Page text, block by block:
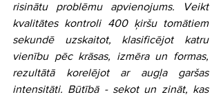
risinātu problēmu apvienojums. Veikt
kvalitātes kontroli 400 ķiršu tomātiem
sekundē uzskaitot, klasificējot katru
vienību pēc krāsas, izmēra un formas,
rezultātā korelējot ar augļa garšas
intensitāti. Būtībā - sekot un zināt, kas